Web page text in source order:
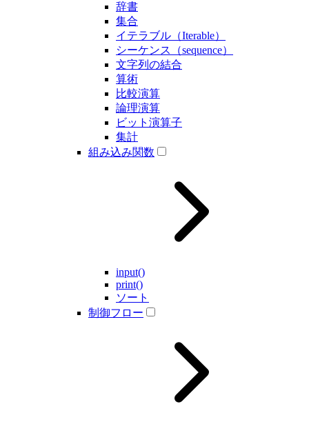
辞書
集合
イテラブル（Iterable）
シーケンス（sequence）
文字列の結合
算術
比較演算
論理演算
ビット演算子
集計
組み込み関数
input()
print()
ソート
制御フロー